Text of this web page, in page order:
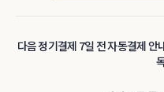
다음 정기결제 7일 전 자동결제